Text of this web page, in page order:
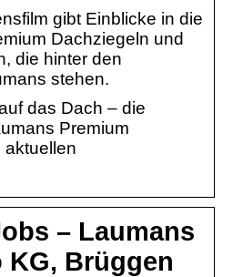
gibt Einblicke in die
Dachziegeln und
die hinter den
stehen.
das Dach – die
Premium
aktuellen
– Laumans
KG, Brüggen